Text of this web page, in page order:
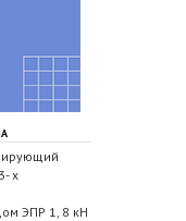
х
ЭПР 1, 8 кН